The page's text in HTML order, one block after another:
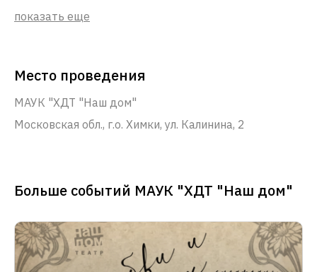
показать еще
Место проведения
МАУК "ХДТ "Наш дом"
Московская обл., г.о. Химки, ул. Калинина, 2
Больше событий МАУК "ХДТ "Наш дом"